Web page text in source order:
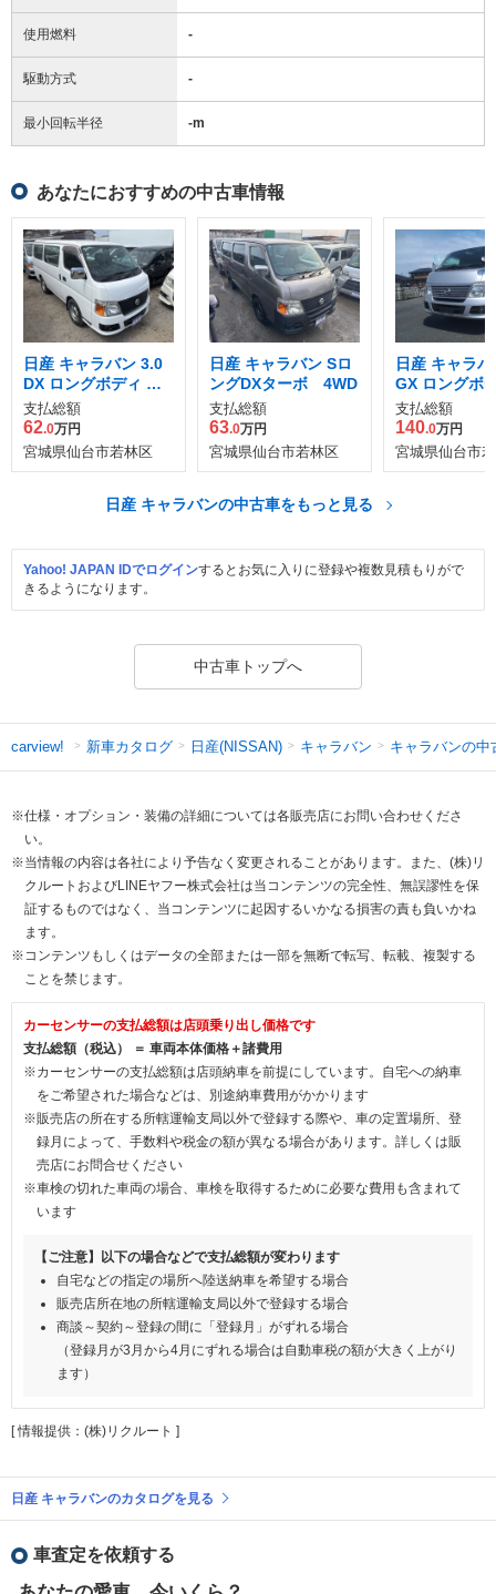
使用燃料 -
駆動方式 -
最小回転半径 -m
あなたにおすすめの中古車情報
日産 キャラバン 3.0
DX ロングボディ デ
ィーゼルターボ 4WD
支払総額
62.0万円
宮城県仙台市若林区
日産 キャラバン Sロ
ングDXターボ 4WD
支払総額
63.0万円
宮城県仙台市若林区
日産 キャラ
GX ロングボ
ィーゼルター
支払総額
140.0万円
宮城県仙台市
日産 キャラバンの中古車をもっと見る
Yahoo! JAPAN IDでログインするとお気に入りに登録や複数見積もりがで
きるようになります。
中古車トップへ
carview! 新車カタログ 日産(NISSAN) キャラバン キャラバンの中
※仕様・オプション・装備の詳細については各販売店にお問い合わせくださ
い。
※当情報の内容は各社により予告なく変更されることがあります。また、(株)リ
クルートおよびLINEヤフー株式会社は当コンテンツの完全性、無誤謬性を保
証するものではなく、当コンテンツに起因するいかなる損害の責も負いかね
ます。
※コンテンツもしくはデータの全部または一部を無断で転写、転載、複製する
ことを禁じます。
カーセンサーの支払総額は店頭乗り出し価格です
支払総額（税込） ＝ 車両本体価格＋諸費用
※カーセンサーの支払総額は店頭納車を前提にしています。自宅への納車
をご希望された場合などは、別途納車費用がかかります
※販売店の所在する所轄運輸支局以外で登録する際や、車の定置場所、登
録月によって、手数料や税金の額が異なる場合があります。詳しくは販
売店にお問合せください
※車検の切れた車両の場合、車検を取得するために必要な費用も含まれて
います
【ご注意】以下の場合などで支払総額が変わります
自宅などの指定の場所へ陸送納車を希望する場合
販売店所在地の所轄運輸支局以外で登録する場合
商談～契約～登録の間に「登録月」がずれる場合
（登録月が3月から4月にずれる場合は自動車税の額が大きく上がり
ます）
[ 情報提供：(株)リクルート ]
日産 キャラバンのカタログを見る
車査定を依頼する